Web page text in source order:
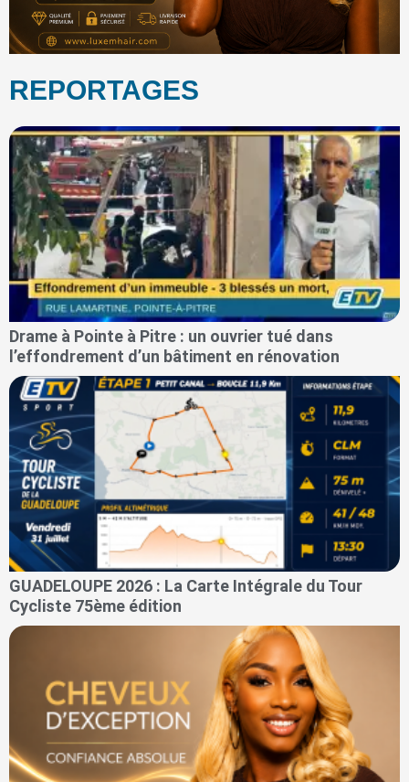
REPORTAGES
Drame à Pointe à Pitre : un ouvrier tué dans
l’effondrement d’un bâtiment en rénovation
GUADELOUPE 2026 : La Carte Intégrale du Tour
Cycliste 75ème édition